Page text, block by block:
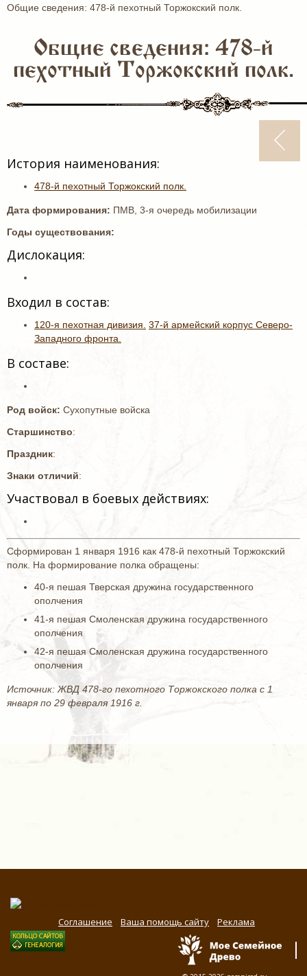
Общие сведения: 478-й пехотный Торжокский полк.
Общие сведения: 478-й
пехотный Торжокский полк.
История наименования:
478-й пехотный Торжокский полк.
Дата формирования: ПМВ, 3-я очередь мобилизации
Годы существования:
Дислокация:
Входил в состав:
120-я пехотная дивизия. 37-й армейский корпус Северо-
Западного фронта.
В составе:
Род войск: Сухопутные войска
Старшинство:
Праздник:
Знаки отличий:
Участвовал в боевых действиях:
Сформирован 1 января 1916 как 478-й пехотный Торжокский
полк. На формирование полка обращены:
40-я пешая Тверская дружина государственного
ополчения
41-я пешая Смоленская дружина государственного
ополчения
42-я пешая Смоленская дружина государственного
ополчения
Источник: ЖВД 478-го пехотного Торжокского полка с 1
января по 29 февраля 1916 г.
Соглашение Ваша помощь сайту Реклама